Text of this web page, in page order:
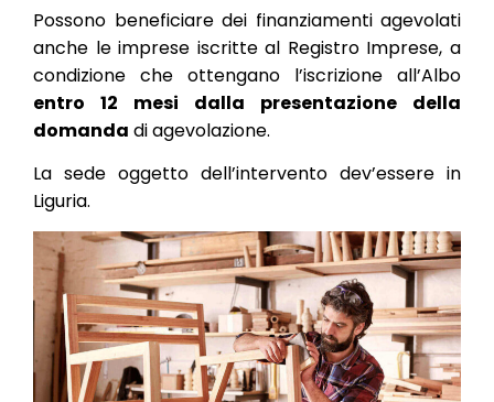
Possono beneficiare dei finanziamenti agevolati
anche le imprese iscritte al Registro Imprese, a
condizione che ottengano l’iscrizione all’Albo
entro 12 mesi dalla presentazione della
domanda di agevolazione.
La sede oggetto dell’intervento dev’essere in
Liguria.